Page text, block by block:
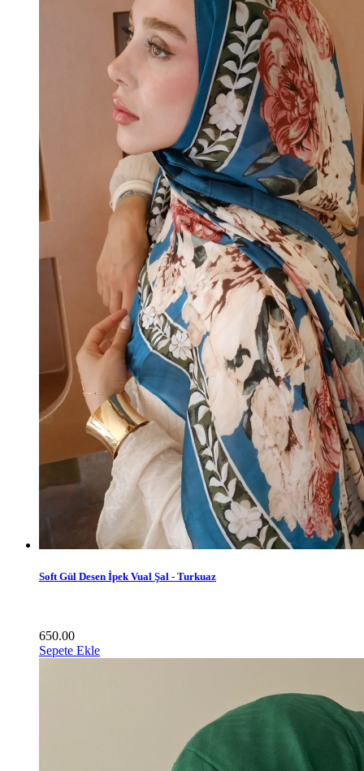
Soft Gül Desen İpek Vual Şal - Turkuaz
650.00
Sepete Ekle